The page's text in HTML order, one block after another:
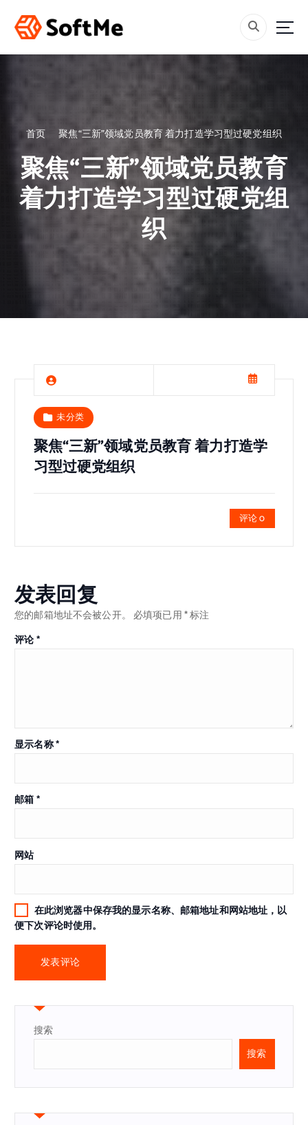
内
首页 聚焦“三新”领域党员教育 着力打造学习型过硬党组织
聚焦“三新”领域党员教育
着力打造学习型过硬党组
织
未分类
聚焦“三新”领域党员教育 着力打造学
习型过硬党组织
评论 0
发表回复
您的邮箱地址不会被公开。 必填项已用*标注
评论*
显示名称*
邮箱*
网站
在此浏览器中保存我的显示名称、邮箱地址和网站地址，以
便下次评论时使用。
搜索
搜索